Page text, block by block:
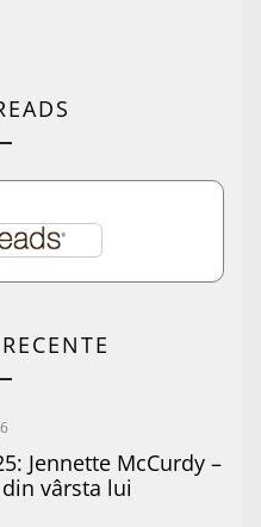
Jennette McCurdy –
vârsta lui